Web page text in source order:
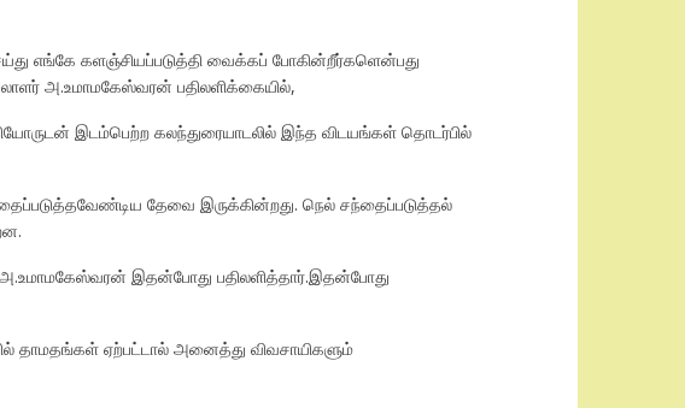
எங்கே களஞ்சியப்படுத்தி வைக்கப் போகின்றீர்களென்பது
அ.உமாமகேஸ்வரன் பதிலளிக்கையில்,
இடம்பெற்ற கலந்துரையாடலில் இந்த விடயங்கள் தொடர்பில்
தேவை இருக்கின்றது. நெல் சந்தைப்படுத்தல்
இதன்போது பதிலளித்தார்.இதன்போது
தாமதங்கள் ஏற்பட்டால் அனைத்து விவசாயிகளும்